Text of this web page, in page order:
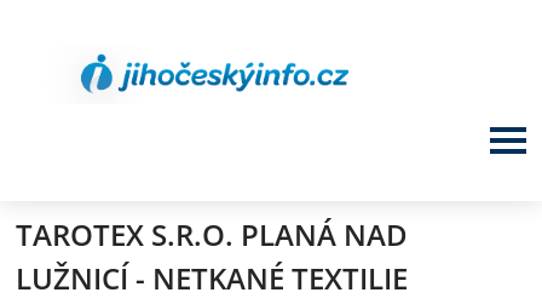
TAROTEX S.R.O. PLANÁ NAD
LUŽNICÍ - NETKANÉ TEXTILIE